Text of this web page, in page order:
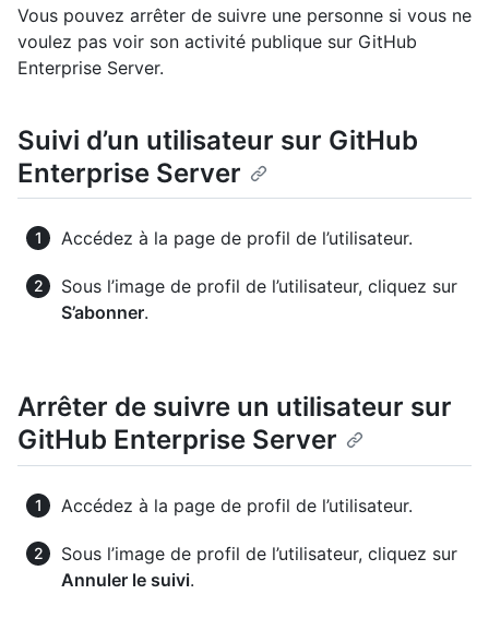
Vous pouvez arrêter de suivre une personne si vous ne
voulez pas voir son activité publique sur GitHub
Enterprise Server.
Suivi d’un utilisateur sur GitHub
Enterprise Server
Accédez à la page de profil de l’utilisateur.
Sous l’image de profil de l’utilisateur, cliquez sur
S’abonner.
Arrêter de suivre un utilisateur sur
GitHub Enterprise Server
Accédez à la page de profil de l’utilisateur.
Sous l’image de profil de l’utilisateur, cliquez sur
Annuler le suivi.